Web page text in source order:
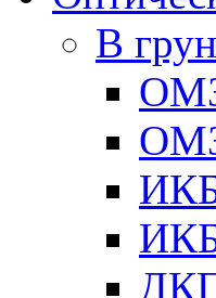
В